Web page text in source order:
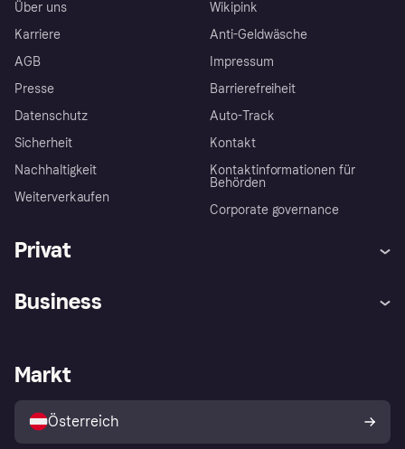
Über uns
Karriere
AGB
Presse
Datenschutz
Sicherheit
Nachhaltigkeit
Weiterverkaufen
Wikipink
Anti-Geldwäsche
Impressum
Barrierefreiheit
Auto-Track
Kontakt
Kontaktinformationen für
Behörden
Corporate governance
Privat
Shops entdecken
Business
Händlerportal
Markt
Österreich